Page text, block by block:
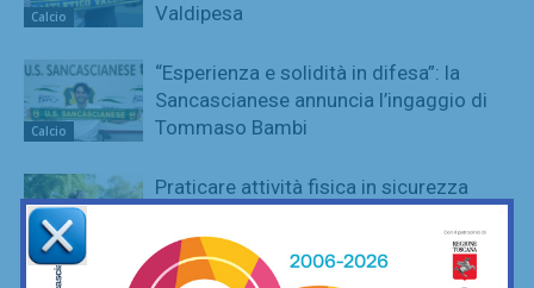
Calcio
Valdipesa
Calcio
“Esperienza e solidità in difesa”: la
Sancascianese annuncia l’ingaggio di
Tommaso Bambi
Outdoor
Praticare attività fisica in sicurezza
Medicina dello Sport